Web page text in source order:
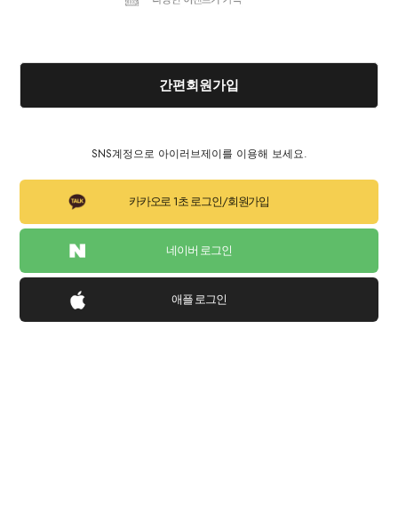
간편회원가입
SNS계정으로 아이러브제이를 이용해 보세요.
카카오로 1초 로그인/회원가입
네이버 로그인
애플 로그인